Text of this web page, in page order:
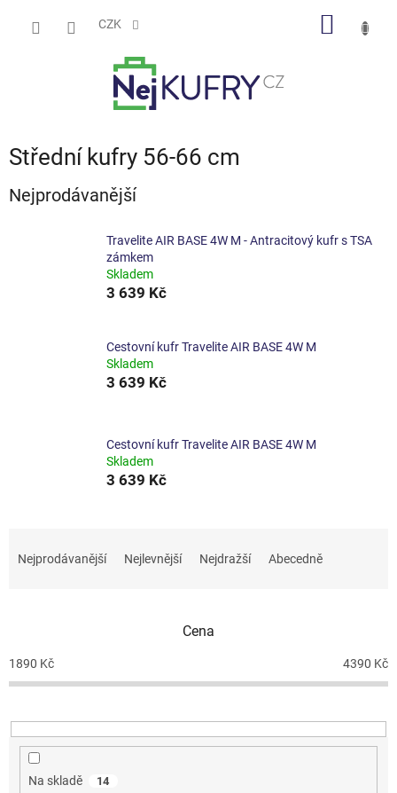
CZK
Střední kufry 56-66 cm
Nejprodávanější
Travelite AIR BASE 4W M - Antracitový kufr s TSA
zámkem
Skladem
3 639 Kč
Cestovní kufr Travelite AIR BASE 4W M
Skladem
3 639 Kč
Cestovní kufr Travelite AIR BASE 4W M
Skladem
3 639 Kč
p
r
u
Nejprodávanější Nejlevnější Nejdražší Abecedně
Cena
1890 Kč 4390 Kč
Na skladě 14